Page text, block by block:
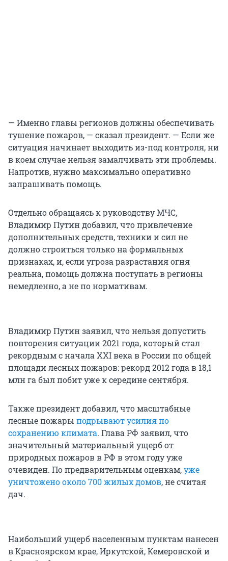
— Именно главы регионов должны обеспечивать
тушение пожаров, — сказал президент. — Если же
ситуация начинает выходить из-под контроля, ни
в коем случае нельзя замалчивать эти проблемы.
Напротив, нужно максимально оперативно
запрашивать помощь.
Отдельно обращаясь к руководству МЧС,
Владимир Путин добавил, что привлечение
дополнительных средств, техники и сил не
должно строиться только на формальных
признаках, и, если угроза разрастания огня
реальна, помощь должна поступать в регионы
немедленно, а не по нормативам.
Владимир Путин заявил, что нельзя допустить
повторения ситуации 2021 года, который стал
рекордным с начала XXI века в России по общей
площади лесных пожаров: рекорд 2012 года в 18,1
млн га был побит уже к середине сентября.
Также президент добавил, что масштабные
лесные пожары подрывают усилия по
сохранению климата. Глава РФ заявил, что
значительный материальный ущерб от
природных пожаров в РФ в этом году уже
очевиден. По предварительным оценкам,уже
уничтожено около 700 жилых домов, не считая
дач.
Наибольший ущерб населенным пунктам нанесен
в Красноярском крае, Иркутской, Кемеровской и